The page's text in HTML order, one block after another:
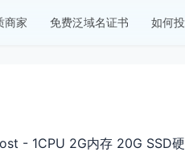
商家 免费泛域名证书 如何
- 1CPU 2G内存 20G SSD